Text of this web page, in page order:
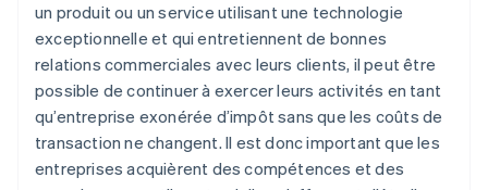
un produit ou un service utilisant une technologie
exceptionnelle et qui entretiennent de bonnes
relations commerciales avec leurs clients, il peut être
possible de continuer à exercer leurs activités en tant
qu’entreprise exonérée d’impôt sans que les coûts de
transaction ne changent. Il est donc important que les
entreprises acquièrent des compétences et des